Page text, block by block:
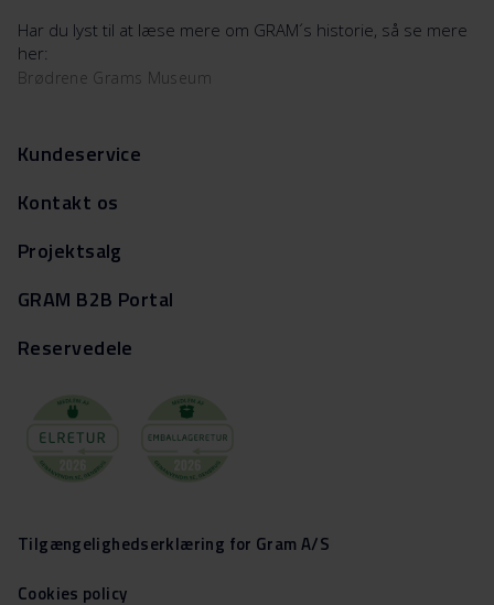
Har du lyst til at læse mere om GRAM´s historie, så se mere
her:
Brødrene Grams Museum
Kundeservice
Kontakt os
Projektsalg
GRAM B2B Portal
Reservedele
Tilgængelighedserklæring for Gram A/S
Cookies policy